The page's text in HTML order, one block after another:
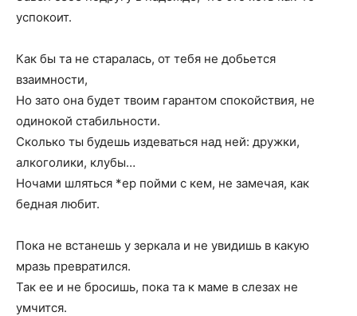
успокоит.
Как бы та не старалась, от тебя не добьется
взаимности,
Но зато она будет твоим гарантом спокойствия, не
одинокой стабильности.
Сколько ты будешь издеваться над ней: дружки,
алкоголики, клубы…
Ночами шляться *ер пойми с кем, не замечая, как
бедная любит.
Пока не встанешь у зеркала и не увидишь в какую
мразь превратился.
Так ее и не бросишь, пока та к маме в слезах не
умчится.